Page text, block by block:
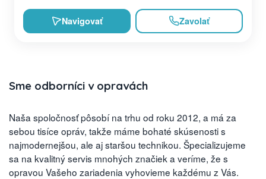
Navigovať Zavolať
Sme odborníci v opravách
Naša spoločnosť pôsobí na trhu od roku 2012, a má za
sebou tisíce opráv, takže máme bohaté skúsenosti s
najmodernejšou, ale aj staršou technikou. Špecializujeme
sa na kvalitný servis mnohých značiek a veríme, že s
opravou Vašeho zariadenia vyhovieme každému z Vás.